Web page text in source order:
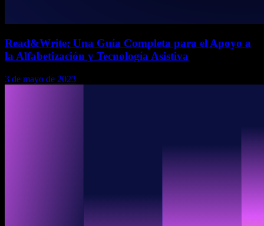
Read&Write: Una Guía Completa para el Apoyo a
la Alfabetización y Tecnología Asistiva
3 de mayo de 2023